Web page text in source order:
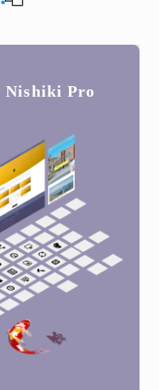
Nishiki Pro